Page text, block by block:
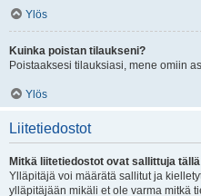
Ylös
Kuinka poistan tilaukseni?
Poistaaksesi tilauksiasi, mene omiin
Ylös
Liitetiedostot
Mitkä liitetiedostot ovat sallittuja
Ylläpitäjä voi määrätä sallitut ja
ylläpitäjään mikäli et ole varma mitkä